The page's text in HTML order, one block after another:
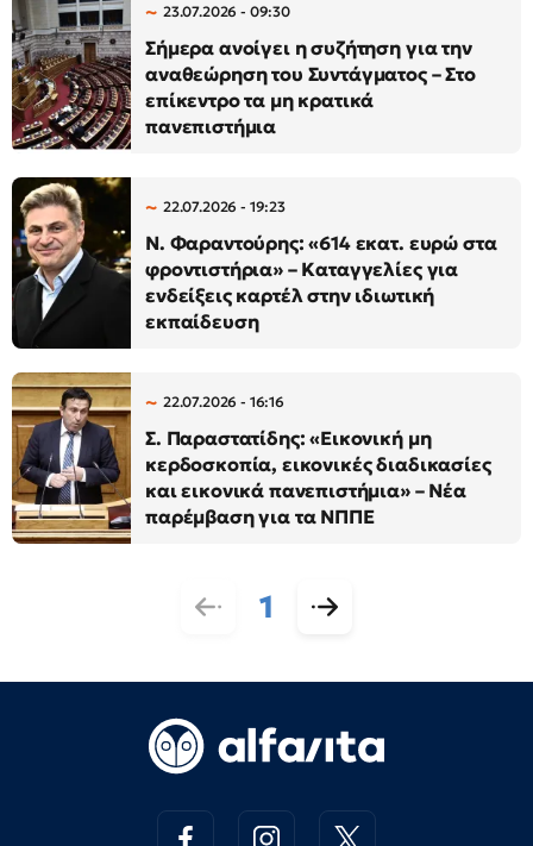
23.07.2026 - 09:30
Σήμερα ανοίγει η συζήτηση για την
αναθεώρηση του Συντάγματος – Στο
επίκεντρο τα μη κρατικά
πανεπιστήμια
22.07.2026 - 19:23
Ν. Φαραντούρης: «614 εκατ. ευρώ στα
φροντιστήρια» – Καταγγελίες για
ενδείξεις καρτέλ στην ιδιωτική
εκπαίδευση
22.07.2026 - 16:16
Σ. Παραστατίδης: «Εικονική μη
κερδοσκοπία, εικονικές διαδικασίες
και εικονικά πανεπιστήμια» – Νέα
παρέμβαση για τα ΝΠΠΕ
1